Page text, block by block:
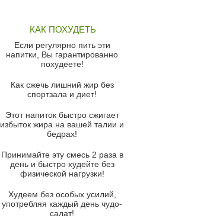
красного перца
Парижский луковый суп
Суп из спаржи и горошка с
Суп-крем из цветной капусты
Французский луковый суп
Суп из баклажанов с моцареллой
Грибной крем-суп с кростини с
козьим сыром
Суп мисо с зеленым луком и
тофу
КАК ПОХУДЕТЬ
Если регулярно пить эти
напитки, Вы гарантированно
похудеете!
Как сжечь лишний жир без
спортзала и диет!
Этот напиток быстро сжигает
избыток жира на вашей талии и
бедрах!
Принимайте эту смесь 2 раза в
день и быстро худейте без
физической нагрузки!
Худеем без особых усилий,
употребляя каждый день чудо-
салат!